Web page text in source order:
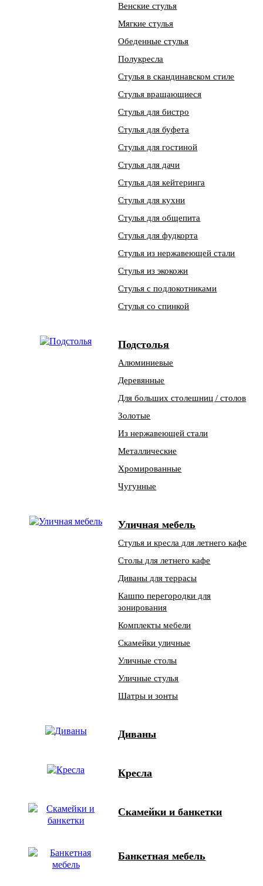
Венские стулья
Мягкие стулья
Обеденные стулья
Полукресла
Стулья в скандинавском стиле
Стулья вращающиеся
Стулья для бистро
Стулья для буфета
Стулья для гостиной
Стулья для дачи
Стулья для кейтеринга
Стулья для кухни
Стулья для общепита
Стулья для фудкорта
Стулья из нержавеющей стали
Стулья из экокожи
Стулья с подлокотниками
Стулья со спинкой
Подстолья
Алюминиевые
Деревянные
Для больших столешниц / столов
Золотые
Из нержавеющей стали
Металлические
Хромированные
Чугунные
Уличная мебель
Стулья и кресла для летнего кафе
Столы для летнего кафе
Диваны для террасы
Кашпо перегородки для
зонирования
Комплекты мебели
Скамейки уличные
Уличные столы
Уличные стулья
Шатры и зонты
Диваны
Кресла
Скамейки и банкетки
Банкетная мебель